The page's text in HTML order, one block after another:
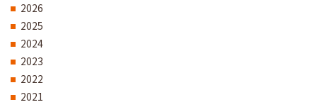
2026
2025
2024
2023
2022
2021